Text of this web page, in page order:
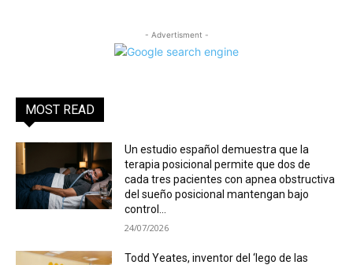
- Advertisment -
MOST READ
Un estudio español demuestra que la
terapia posicional permite que dos de
cada tres pacientes con apnea obstructiva
del sueño posicional mantengan bajo
control...
24/07/2026
Todd Yeates, inventor del ‘lego de las